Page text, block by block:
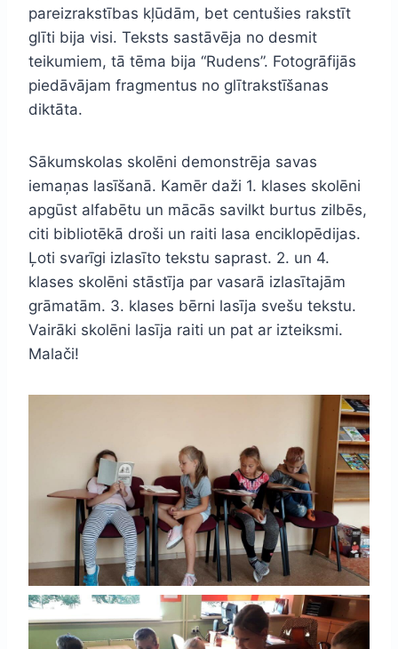
pareizrakstības kļūdām, bet centušies rakstīt
glīti bija visi. Teksts sastāvēja no desmit
teikumiem, tā tēma bija “Rudens”. Fotogrāfijās
piedāvājam fragmentus no glītrakstīšanas
diktāta.
Sākumskolas skolēni demonstrēja savas
iemaņas lasīšanā. Kamēr daži 1. klases skolēni
apgūst alfabētu un mācās savilkt burtus zilbēs,
citi bibliotēkā droši un raiti lasa enciklopēdijas.
Ļoti svarīgi izlasīto tekstu saprast. 2. un 4.
klases skolēni stāstīja par vasarā izlasītajām
grāmatām. 3. klases bērni lasīja svešu tekstu.
Vairāki skolēni lasīja raiti un pat ar izteiksmi.
Malači!